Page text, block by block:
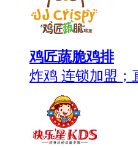
鸡匠蔬脆鸡排
炸鸡 连锁加盟；